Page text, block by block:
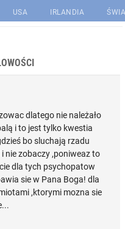
USA IRLANDIA
dlatego nie należało
i to jest tylko kwestia
bo sluchają rzadu
nie zobaczy ,poniweaz to
dla tych psychopatow
sie w Pana Boga! dla
,ktorymi mozna sie